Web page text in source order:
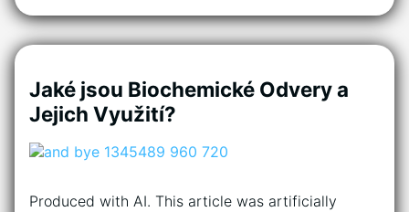
Jaké jsou Biochemické Odvery a
Jejich Využití?
Produced with AI. This article was artificially